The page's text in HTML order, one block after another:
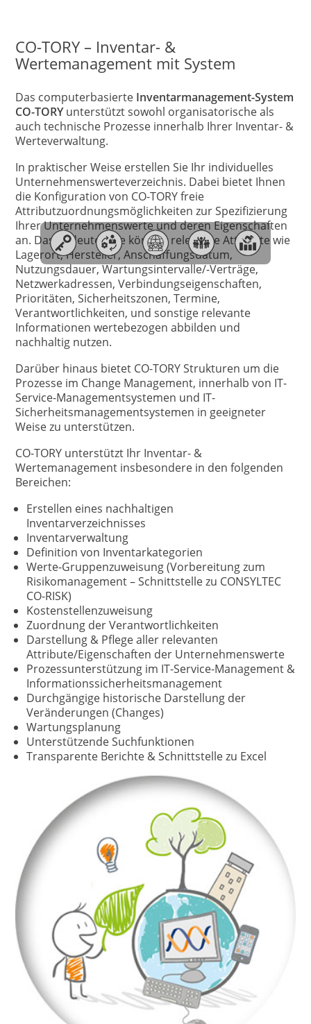
CO-TORY – Inventar- &
Wertemanagement mit System
Das computerbasierte Inventarmanagement-System
CO-TORYunterstützt sowohl organisatorische als
auch technische Prozesse innerhalb Ihrer Inventar- &
Werteverwaltung.
In praktischer Weise erstellen Sie Ihr individuelles
Unternehmenswerteverzeichnis. Dabei bietet Ihnen
die Konfiguration von CO-TORY freie
Attributzuordnungsmöglichkeiten zur Spezifizierung
Ihrer Unternehmenswerte und deren Eigenschaften
an. Das bedeutet, Sie können relevante Attribute wie
Lagerort, Hersteller, Anschaffungsdatum,
Nutzungsdauer, Wartungsintervalle/-Verträge,
Netzwerkadressen, Verbindungseigenschaften,
Prioritäten, Sicherheitszonen, Termine,
Verantwortlichkeiten, und sonstige relevante
Informationen wertebezogen abbilden und
nachhaltig nutzen.
Darüber hinaus bietet CO-TORY Strukturen um die
Prozesse im Change Management, innerhalb von IT-
Service-Managementsystemen und IT-
Sicherheitsmanagementsystemen in geeigneter
Weise zu unterstützen.
CO-TORY unterstützt Ihr Inventar- &
Wertemanagement insbesondere in den folgenden
Bereichen:
Erstellen eines nachhaltigen
Inventarverzeichnisses
Inventarverwaltung
Definition von Inventarkategorien
Werte-Gruppenzuweisung (Vorbereitung zum
Risikomanagement – Schnittstelle zu CONSYLTEC
CO-RISK)
Kostenstellenzuweisung
Zuordnung der Verantwortlichkeiten
Darstellung & Pflege aller relevanten
Attribute/Eigenschaften der Unternehmenswerte
Prozessunterstützung im IT-Service-Management &
Informationssicherheitsmanagement
Durchgängige historische Darstellung der
Veränderungen (Changes)
Wartungsplanung
Unterstützende Suchfunktionen
Transparente Berichte & Schnittstelle zu Excel